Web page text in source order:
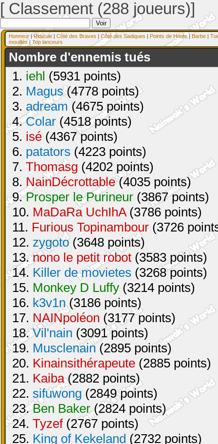
[ Classement (288 joueurs)]
Honneur|Ridicule | Côté des Braves | Côté des Sadiques | Points de Honte| Barbe |
mouillés| Top lanceurs
Nombre d'ennemis tués
1. iehl (5931 points)
2. Magus(4778 points)
3. adream (4675 points)
4.Colar (4518 points)
5. isé (4367 points)
6. patators (4223 points)
7. Thomasg (4202 points)
8. NainDécrottable(4035 points)
9.Prosper le Purineur (3867 points)
10. MaDaRa UchIhA(3786 points)
11. Furious Topinambour (3726
12. zygoto(3648 points)
13.nono le petit robot (3583 points)
14. Killer de movietes (3268 points)
15. Monkey D Luffy (3214 points)
16. k3v1n(3186 points)
17. NAINpoléon (3177 points)
18.Vil'nain (3091 points)
19. Musclenain (2895 points)
20. Kinainsithérapeute (2885 points)
21. Kaiba(2882 points)
22. sifuwong (2849 points)
23.Ben Baker(2824 points)
24. Tyzef(2767 points)
25. King of Kekeland (2732 points)